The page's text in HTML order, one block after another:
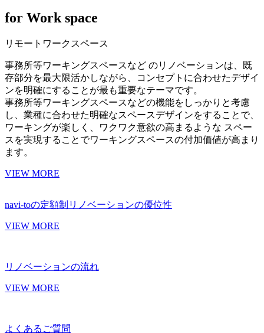
for Work space
リモートワークスペース
事務所等ワーキングスペースなど のリノベーションは、既
存部分を最大限活かしながら、コンセプトに合わせたデザイ
ンを明確にすることが最も重要なテーマです。
事務所等ワーキングスペースなどの機能をしっかりと考慮
し、業種に合わせた明確なスペースデザインをすることで、
ワーキングが楽しく、ワクワク意欲の高まるような スペー
スを実現することでワーキングスペースの付加価値が高まり
ます。
VIEW MORE
navi-toの定額制リノベーションの優位性
VIEW MORE
リノベーションの流れ
VIEW MORE
よくあるご質問